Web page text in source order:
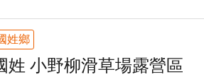
姓鄉
姓 小野柳滑草場露營區